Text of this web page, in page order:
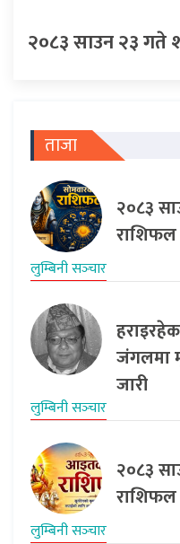
२०८३ साउन २३ गते
ताजा
२०८३
राशिफल
लुम्बिनी सञ्‍चार
जंगलमा
जारी
लुम्बिनी सञ्‍चार
२०८३
राशिफल
लुम्बिनी सञ्‍चार